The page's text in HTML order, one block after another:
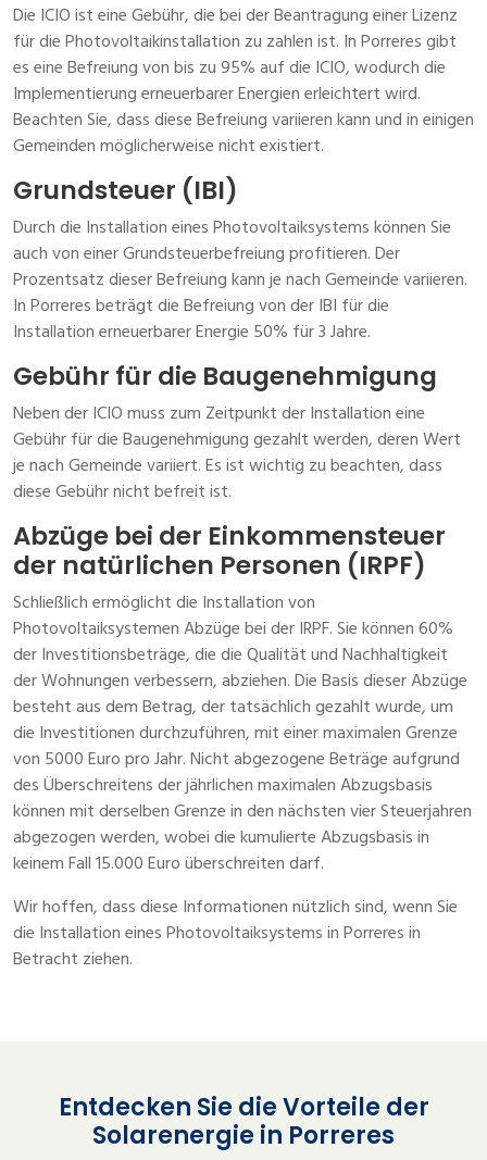
Die ICIO ist eine Gebühr, die bei der Beantragung einer Lizenz
für die Photovoltaikinstallation zu zahlen ist. In Porreres gibt
es eine Befreiung von bis zu 95% auf die ICIO, wodurch die
Implementierung erneuerbarer Energien erleichtert wird.
Beachten Sie, dass diese Befreiung variieren kann und in einigen
Gemeinden möglicherweise nicht existiert.
Grundsteuer (IBI)
Durch die Installation eines Photovoltaiksystems können Sie
auch von einer Grundsteuerbefreiung profitieren. Der
Prozentsatz dieser Befreiung kann je nach Gemeinde variieren.
In Porreres beträgt die Befreiung von der IBI für die
Installation erneuerbarer Energie 50% für 3 Jahre.
Gebühr für die Baugenehmigung
Neben der ICIO muss zum Zeitpunkt der Installation eine
Gebühr für die Baugenehmigung gezahlt werden, deren Wert
je nach Gemeinde variiert. Es ist wichtig zu beachten, dass
diese Gebühr nicht befreit ist.
Abzüge bei der Einkommensteuer
der natürlichen Personen (IRPF)
Schließlich ermöglicht die Installation von
Photovoltaiksystemen Abzüge bei der IRPF. Sie können 60%
der Investitionsbeträge, die die Qualität und Nachhaltigkeit
der Wohnungen verbessern, abziehen. Die Basis dieser Abzüge
besteht aus dem Betrag, der tatsächlich gezahlt wurde, um
die Investitionen durchzuführen, mit einer maximalen Grenze
von 5000 Euro pro Jahr. Nicht abgezogene Beträge aufgrund
des Überschreitens der jährlichen maximalen Abzugsbasis
können mit derselben Grenze in den nächsten vier Steuerjahren
abgezogen werden, wobei die kumulierte Abzugsbasis in
keinem Fall 15.000 Euro überschreiten darf.
Wir hoffen, dass diese Informationen nützlich sind, wenn Sie
die Installation eines Photovoltaiksystems in Porreres in
Betracht ziehen.
Entdecken Sie die Vorteile der
Solarenergie in Porreres